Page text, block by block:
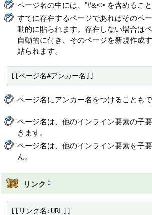
ページ名の中には、"#&<> を含めること
すでに存在するページであればそのペ
動的に貼られます。存在しない場合は
自動的に付き、そのページを新規作成
貼られます。
[[ページ名#アンカー名]]
ページ名にアンカー名をつけることもで
ページ名は、他のインライン要素の子
きます。
ページ名は、他のインライン要素を子
ん。
リンク †
[[リンク名:URL]]